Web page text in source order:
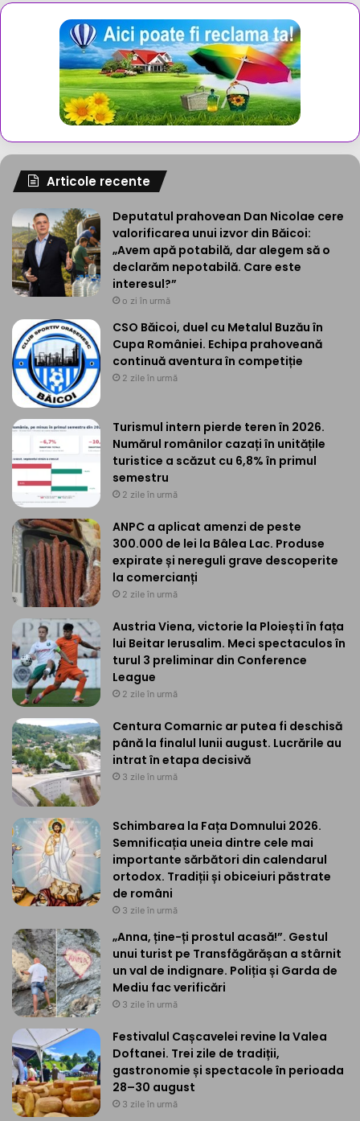
Articole recente
Deputatul prahovean Dan Nicolae cere
valorificarea unui izvor din Băicoi:
„Avem apă potabilă, dar alegem să o
declarăm nepotabilă. Care este
interesul?”
o zi în urmă
CSO Băicoi, duel cu Metalul Buzău în
Cupa României. Echipa prahoveană
continuă aventura în competiție
2 zile în urmă
Turismul intern pierde teren în 2026.
Numărul românilor cazați în unitățile
turistice a scăzut cu 6,8% în primul
semestru
2 zile în urmă
ANPC a aplicat amenzi de peste
300.000 de lei la Bâlea Lac. Produse
expirate și nereguli grave descoperite
la comercianți
2 zile în urmă
Austria Viena, victorie la Ploiești în fața
lui Beitar Ierusalim. Meci spectaculos în
turul 3 preliminar din Conference
League
2 zile în urmă
Centura Comarnic ar putea fi deschisă
până la finalul lunii august. Lucrările au
intrat în etapa decisivă
3 zile în urmă
Schimbarea la Fața Domnului 2026.
Semnificația uneia dintre cele mai
importante sărbători din calendarul
ortodox. Tradiții și obiceiuri păstrate
de români
3 zile în urmă
„Anna, ține-ți prostul acasă!”. Gestul
unui turist pe Transfăgărășan a stârnit
un val de indignare. Poliția și Garda de
Mediu fac verificări
3 zile în urmă
Festivalul Cașcavelei revine la Valea
Doftanei. Trei zile de tradiții,
gastronomie și spectacole în perioada
28–30 august
3 zile în urmă